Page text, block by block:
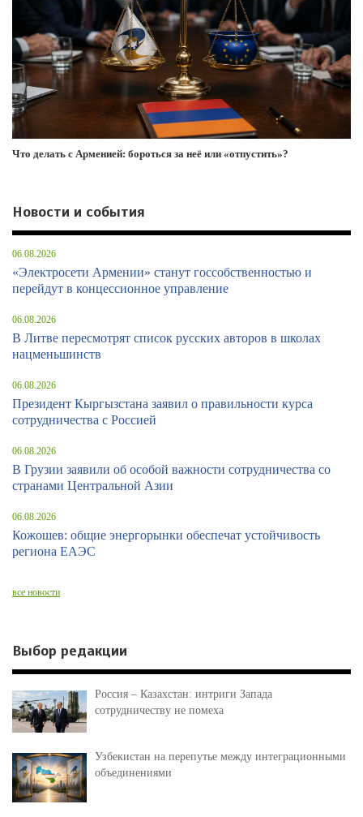
Что делать с Арменией: бороться за неё или «отпустить»?
Новости и события
06.08.2026
«Электросети Армении» станут госсобственностью и
перейдут в концессионное управление
06.08.2026
В Литве пересмотрят список русских авторов в школах
нацменьшинств
06.08.2026
Президент Кыргызстана заявил о правильности курса
сотрудничества с Россией
06.08.2026
В Грузии заявили об особой важности сотрудничества со
странами Центральной Азии
06.08.2026
Кожошев: общие энергорынки обеспечат устойчивость
региона ЕАЭС
все новости
Выбор редакции
Россия – Казахстан: интриги Запада
сотрудничеству не помеха
Узбекистан на перепутье между интеграционными
объединениями